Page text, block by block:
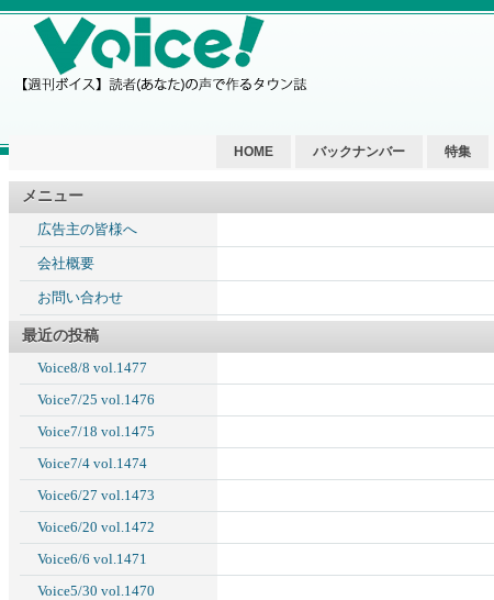
HOME バックナンバー 特集
メニュー
広告主の皆様へ
会社概要
お問い合わせ
最近の投稿
Voice8/8 vol.1477
Voice7/25 vol.1476
Voice7/18 vol.1475
Voice7/4 vol.1474
Voice6/27 vol.1473
Voice6/20 vol.1472
Voice6/6 vol.1471
Voice5/30 vol.1470